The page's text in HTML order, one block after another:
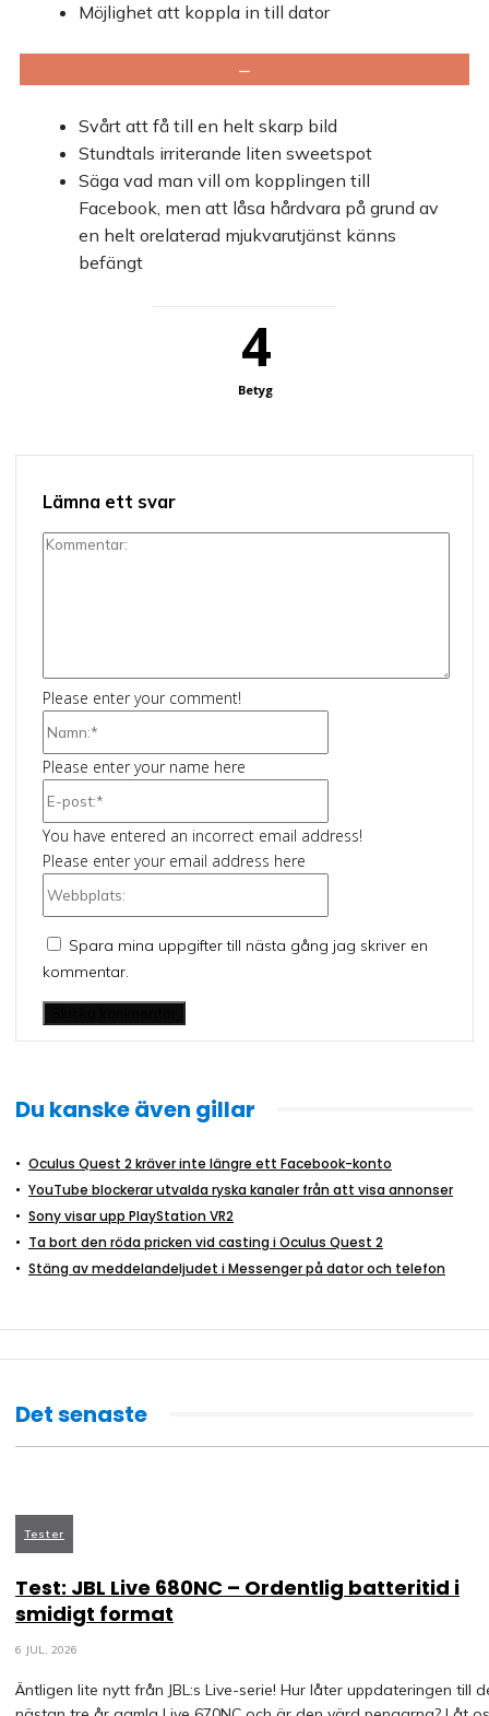
Möjlighet att koppla in till dator
−
Svårt att få till en helt skarp bild
Stundtals irriterande liten sweetspot
Säga vad man vill om kopplingen till
Facebook, men att låsa hårdvara på grund av
en helt orelaterad mjukvarutjänst känns
befängt
4
Betyg
Lämna ett svar
Kommentar:
Please enter your comment!
Please enter your name here
You have entered an incorrect email address!
Please enter your email address here
Spara mina uppgifter till nästa gång jag skriver en
kommentar.
Du kanske även gillar
Oculus Quest 2 kräver inte längre ett Facebook-konto
YouTube blockerar utvalda ryska kanaler från att visa annonser
Sony visar upp PlayStation VR2
Ta bort den röda pricken vid casting i Oculus Quest 2
Stäng av meddelandeljudet i Messenger på dator och telefon
Det senaste
Tester
Test: JBL Live 680NC – Ordentlig batteritid i
smidigt format
6 JUL, 2026
Äntligen lite nytt från JBL:s Live-serie! Hur låter uppdateringen till